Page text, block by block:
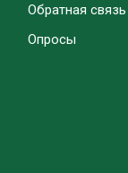
Обратная связь
Опросы